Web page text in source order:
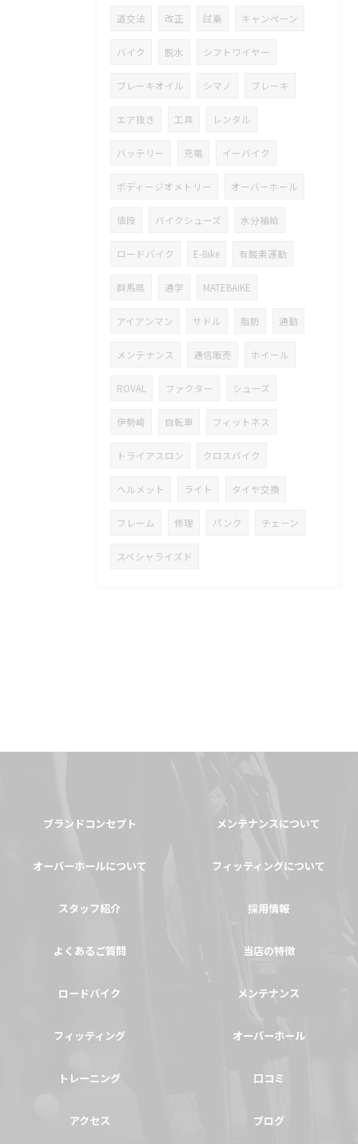
道交法 改正 試乗 キャンペーン
バイク 脱水 シフトワイヤー
ブレーキオイル シマノ ブレーキ
エア抜き 工具 レンタル
バッテリー 充電 イーバイク
ボディージオメトリー オーバーホール
値段 バイクシューズ 水分補給
ロードバイク E-Bike 有酸素運動
群馬県 通学 MATEBAIKE
アイアンマン サドル 脂肪 通勤
メンテナンス 通信販売 ホイール
ROVAL ファクター シューズ
伊勢崎 自転車 フィットネス
トライアスロン クロスバイク
ヘルメット ライト タイヤ交換
フレーム 修理 パンク チェーン
スペシャライズド
ブランドコンセプト メンテナンスについて
オーバーホールについて フィッティングについて
スタッフ紹介 採用情報
よくあるご質問 当店の特徴
ロードバイク メンテナンス
フィッティング オーバーホール
トレーニング 口コミ
アクセス ブログ